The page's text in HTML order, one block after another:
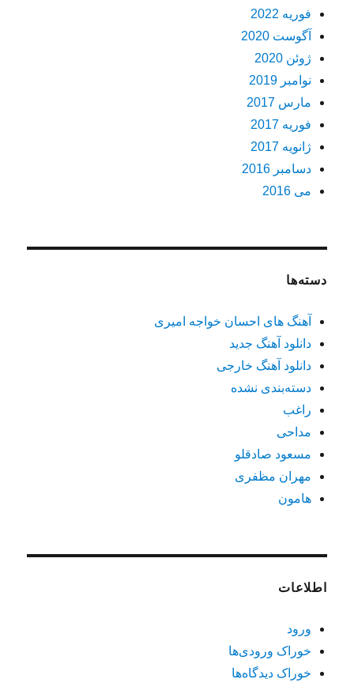
فوریه 2022
آگوست 2020
ژوئن 2020
نوامبر 2019
مارس 2017
فوریه 2017
ژانویه 2017
دسامبر 2016
می 2016
دسته‌ها
آهنگ های احسان خواجه امیری
دانلود آهنگ جدید
دانلود آهنگ خارجی
دسته‌بندی نشده
راغب
مداحی
مسعود صادقلو
مهران مظفری
هامون
اطلاعات
ورود
خوراک ورودی‌ها
خوراک دیدگاه‌ها